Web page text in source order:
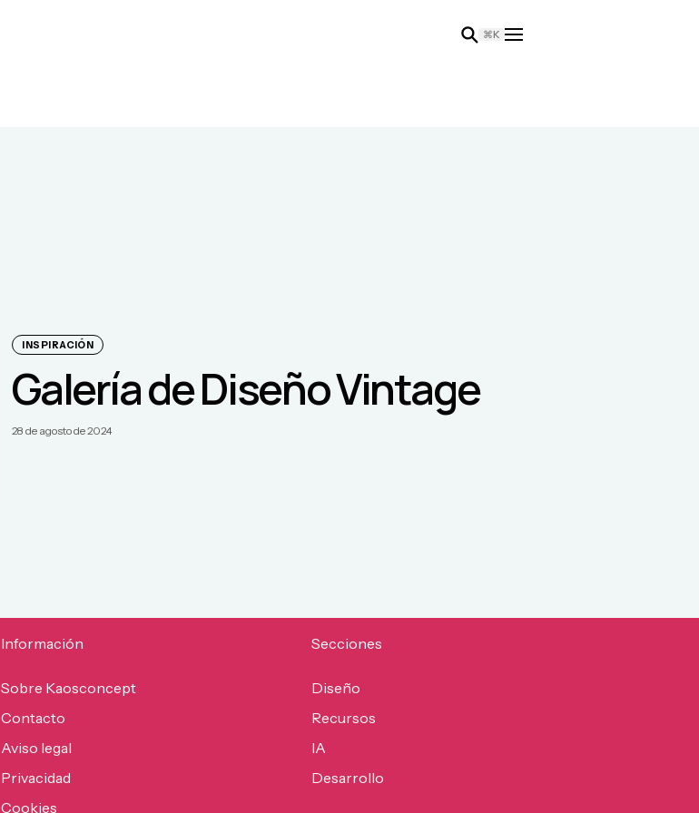
⌘K
INSPIRACIÓN
Galería de Diseño Vintage
28 de agosto de 2024
Información
Sobre Kaosconcept
Contacto
Aviso legal
Privacidad
Cookies
Secciones
Diseño
Recursos
IA
Desarrollo